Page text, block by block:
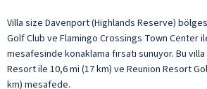
Villa size Davenport (Highlands Reserve)
Golf Club ve Flamingo Crossings Town Center
mesafesinde konaklama fırsatı sunuyor. Bu
Resort ile 10,6 mi (17 km) ve Reunion Resort
km) mesafede.